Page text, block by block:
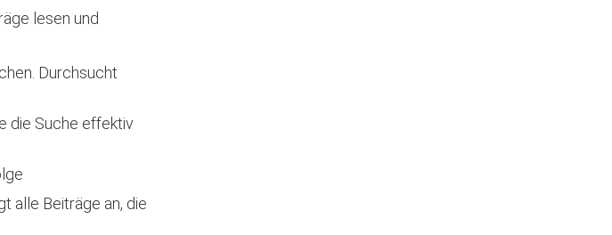
lesen und
Durchsucht
die Suche effektiv
alle Beiträge an, die